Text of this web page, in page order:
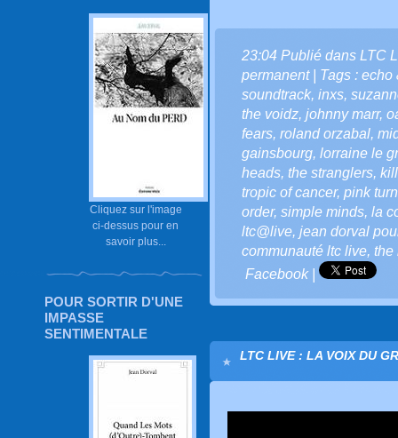
Cliquez sur l'image
ci-dessus pour en
savoir plus...
POUR SORTIR D'UNE
IMPASSE
SENTIMENTALE
23:04 Publié dans LTC
permanent| Tags : echo
soundtrack, inxs,
the voidz, johnny marr,
fears, roland orzabal,
gainsbourg, lorraine le
heads, the stranglers,
tropic of cancer, pink
order, simple minds, la
ltc@live, jean dorval
communauté ltc live, the
Facebook|
LTC LIVE : LA VOIX DU